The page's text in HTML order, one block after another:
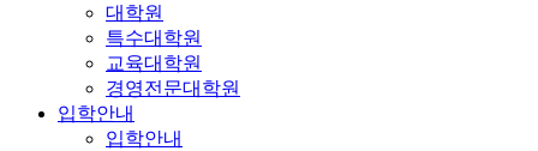
대학원
특수대학원
교육대학원
경영전문대학원
입학안내
입학안내